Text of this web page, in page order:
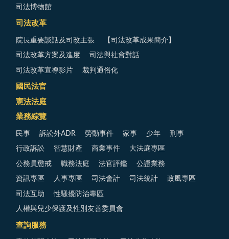
司法博物館
司法改革
院長重要談話及司改主張 【司法改革成果簡介】
司法改革方案及進度 司法與社會對話
司法改革宣導影片 裁判通俗化
國民法官
憲法法庭
業務綜覽
民事 訴訟外ADR 勞動事件 家事 少年 刑事
行政訴訟 智慧財產 商業事件 大法庭專區
公務員懲戒 職務法庭 法官評鑑 公證業務
資訊專區 人事專區 司法會計 司法統計 政風專區
司法互助 性騷擾防治專區
人權與兒少保護及性別友善委員會
查詢服務